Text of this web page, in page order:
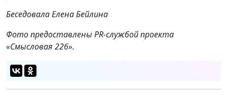
Беседовала Елена Бейлина
Фото предоставлены PR-службой проекта
«Смысловая 226».